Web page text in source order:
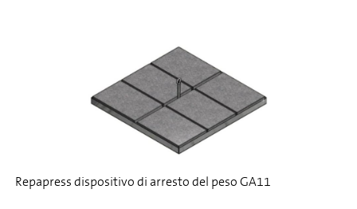
Repapress dispositivo di arresto del peso GA11